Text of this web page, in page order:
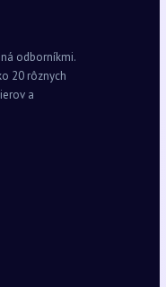
odborníkmi.
20 rôznych
a